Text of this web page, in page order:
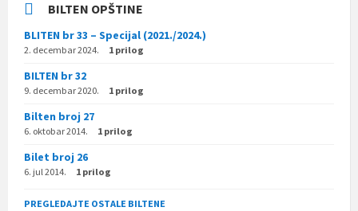
BILTEN OPŠTINE
BLITEN br 33 – Specijal (2021./2024.)
2. decembar 2024. 1 prilog
BILTEN br 32
9. decembar 2020. 1 prilog
Bilten broj 27
6. oktobar 2014. 1 prilog
Bilet broj 26
6. jul 2014. 1 prilog
PREGLEDAJTE OSTALE BILTENE